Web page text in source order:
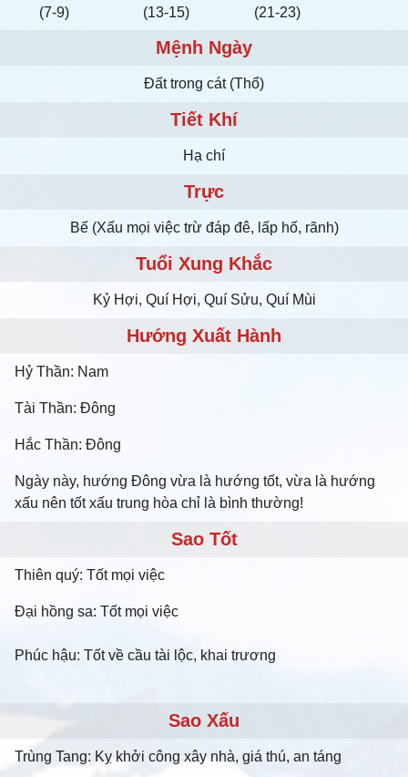
(7-9)
(13-15)
(21-23)
Mệnh Ngày
Ðất trong cát (Thổ)
Tiết Khí
Hạ chí
Trực
Bế (Xấu mọi việc trừ đáp đê, lấp hố, rãnh)
Tuổi Xung Khắc
Kỷ Hợi, Quí Hợi, Quí Sửu, Quí Mùi
Hướng Xuất Hành
Hỷ Thần: Nam
Tài Thần: Đông
Hắc Thần: Đông
Ngày này, hướng Đông vừa là hướng tốt, vừa là hướng
xấu nên tốt xấu trung hòa chỉ là bình thường!
Sao Tốt
Thiên quý: Tốt mọi việc
Đại hồng sa: Tốt mọi việc
Phúc hậu: Tốt về cầu tài lộc, khai trương
Sao Xấu
Trùng Tang: Kỵ khởi công xây nhà, giá thú, an táng